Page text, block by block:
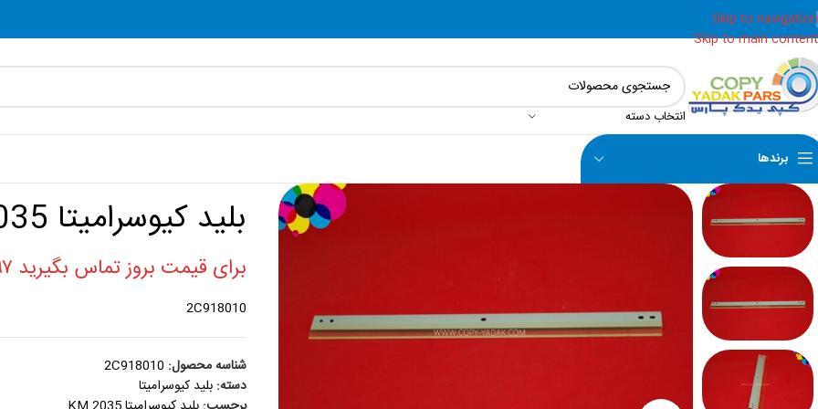
Skip to navigation
Skip to main content
انتخاب دسته
برندها
بلید کیوسرامیتا KM 2035
برای قیمت بروز تماس بگیرید ۰۲۱۸۸۸۶۰۷۹۷
2C918010
شناسه محصول: 2C918010
دسته: بليد کيوسراميتا